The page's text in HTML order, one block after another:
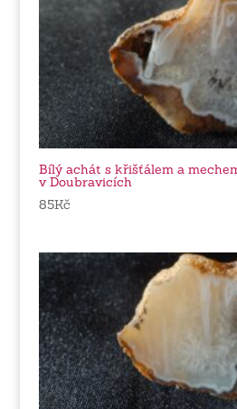
Bílý achát s křišťálem a
v Doubravicích
85Kč